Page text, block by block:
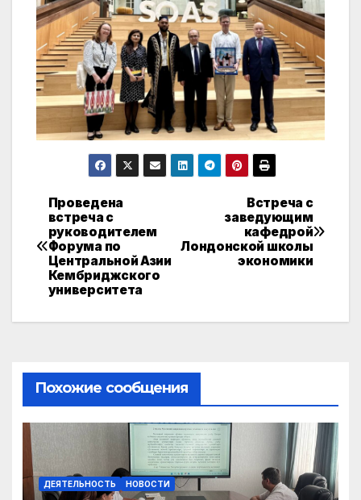
Навигация
по
записям
Встреча с
заведующим
кафедрой
Лондонской школы
экономики
Проведена
встреча с
руководителем
Форума по
Центральной Азии
Кембриджского
университета
Похожие сообщения
ДЕЯТЕЛЬНОСТЬ НОВОСТИ